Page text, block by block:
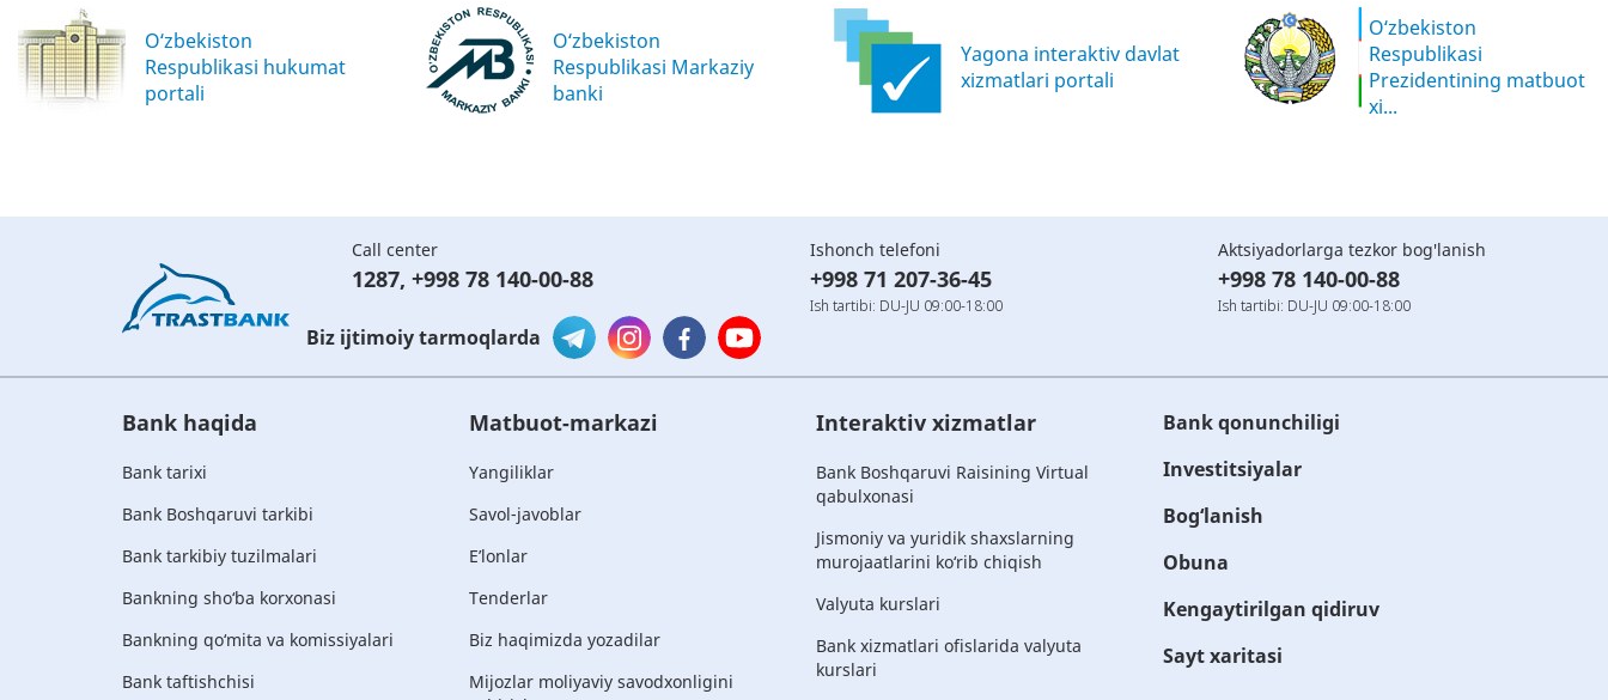
O‘zbekiston
Respublikasi hukumat
portali
O‘zbekiston
Respublikasi Markaziy
banki
Yagona interaktiv davlat
xizmatlari portali
O‘zbekiston
Respublikasi
Prezidentining matbuot
xi...
Call center
1287, +998 78 140-00-88
Ishonch telefoni
+998 71 207-36-45
Ish tartibi: DU-JU 09:00-18:00
Aktsiyadorlarga tezkor bog'lanish
+998 78 140-00-88
Ish tartibi: DU-JU 09:00-18:00
Biz ijtimoiy tarmoqlarda
Bank haqida
Bank tarixi
Bank Boshqaruvi tarkibi
Bank tarkibiy tuzilmalari
Bankning sho‘ba korxonasi
Bankning qo‘mita va komissiyalari
Bank taftishchisi
Matbuot-markazi
Yangiliklar
Savol-javoblar
E’lonlar
Tenderlar
Biz haqimizda yozadilar
Mijozlar moliyaviy savodxonligini
Interaktiv xizmatlar
Bank Boshqaruvi Raisining Virtual
qabulxonasi
Jismoniy va yuridik shaxslarning
murojaatlarini ko‘rib chiqish
Valyuta kurslari
Bank xizmatlari ofislarida valyuta
kurslari
Bank qonunchiligi
Investitsiyalar
Bog‘lanish
Obuna
Kengaytirilgan qidiruv
Sayt xaritasi